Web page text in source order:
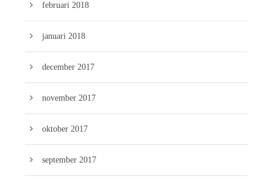
februari 2018
januari 2018
december 2017
november 2017
oktober 2017
september 2017